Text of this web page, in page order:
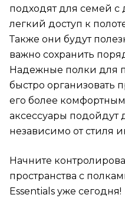
подходят для семей с
легкий доступ к
Также они будут
важно сохранить
Надежные полки для
быстро организовать
его более
аксессуары подойдут
независимо от стиля
Начните
пространства с
Essentials уже сегодня!